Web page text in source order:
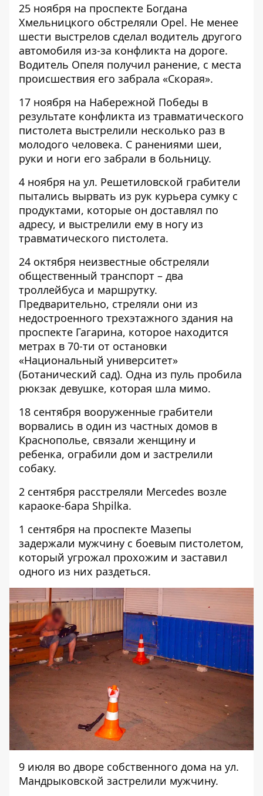
25 ноября на проспекте Богдана
Хмельницкого обстреляли Opel. Не менее
шести выстрелов сделал водитель другого
автомобиля из-за конфликта на дороге.
Водитель Опеля получил ранение, с места
происшествия его забрала «Скорая».
17 ноября на Набережной Победы в
результате конфликта из травматического
пистолета выстрелили несколько раз в
молодого человека. С ранениями шеи,
руки и ноги его забрали в больницу.
4 ноября на ул. Решетиловской грабители
пытались вырвать из рук курьера сумку с
продуктами, которые он доставлял по
адресу, и выстрелили ему в ногу из
травматического пистолета.
24 октября неизвестные обстреляли
общественный транспорт – два
троллейбуса и маршрутку.
Предварительно, стреляли они из
недостроенного трехэтажного здания на
проспекте Гагарина, которое находится
метрах в 70-ти от остановки
«Национальный университет»
(Ботанический сад). Одна из пуль пробила
рюкзак девушке, которая шла мимо.
18 сентября вооруженные грабители
ворвались в один из частных домов в
Краснополье, связали женщину и
ребенка, ограбили дом и застрелили
собаку.
2 сентября расстреляли Mercedes возле
караоке-бара Shpilka.
1 сентября на проспекте Мазепы
задержали мужчину с боевым пистолетом,
который угрожал прохожим и заставил
одного из них раздеться.
9 июля во дворе собственного дома на ул.
Мандрыковской застрелили мужчину.